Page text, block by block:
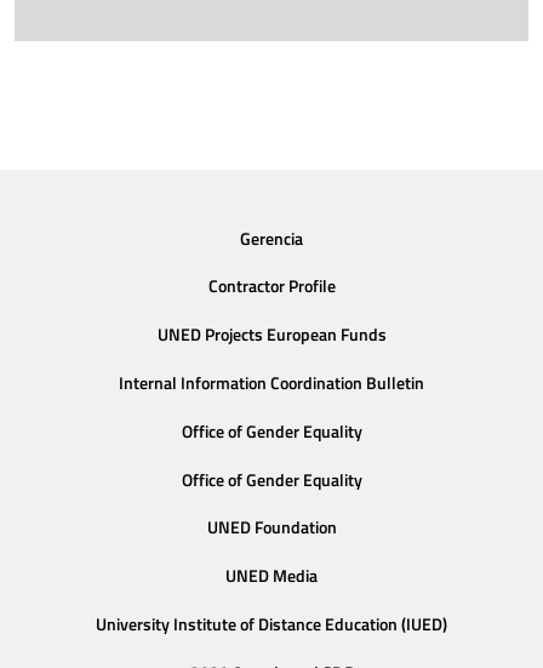
Gerencia
Contractor Profile
UNED Projects European Funds
Internal Information Coordination Bulletin
Office of Gender Equality
Office of Gender Equality
UNED Foundation
UNED Media
University Institute of Distance Education (IUED)